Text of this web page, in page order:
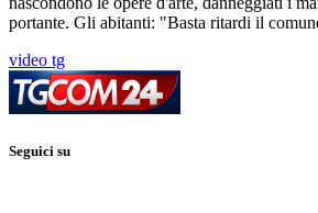
portante. Gli abitanti: "Basta ritardi il
video tg
Seguici su